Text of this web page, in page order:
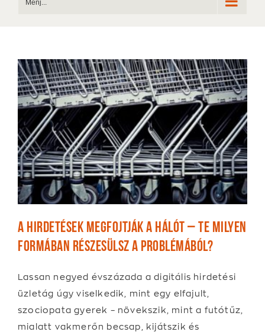
Menj...
A hirdetések megfojtják a hálót – Te milyen
formában részesülsz a problémából?
Lassan negyed évszázada a digitális hirdetési
üzletág úgy viselkedik, mint egy elfajult,
szociopata gyerek – növekszik, mint a futótűz,
mialatt vakmerőn becsap, kijátszik és